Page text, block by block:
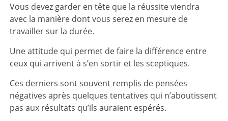
Vous devez garder en tête que la réussite viendra
avec la manière dont vous serez en mesure de
travailler sur la durée.
Une attitude qui permet de faire la différence entre
ceux qui arrivent à s’en sortir et les sceptiques.
Ces derniers sont souvent remplis de pensées
négatives après quelques tentatives qui n’aboutissent
pas aux résultats qu’ils auraient espérés.